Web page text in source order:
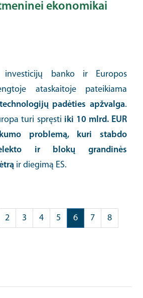
ekonomikai
investicijų banko ir Europos
ataskaitoje pateikiama
padėties apžvalga.
turi spręsti iki 10 mlrd. EUR
problemą, kuri stabdo
ir blokų grandinės
ir diegimą ES.
Puslapis
2 Puslapis
3 Puslapis
4 Puslapis
5
Current
page
6 Puslapis
7 Puslapis
8